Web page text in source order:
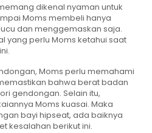
dikenal nyaman untuk
Moms membeli hanya
dan menggemaskan saja.
yang perlu Moms ketahui saat
Moms perlu memahami
bahwa berat badan
gendongan. Selain itu,
Moms kuasai. Maka
bayi hipseat, ada baiknya
kesalahan berikut ini.